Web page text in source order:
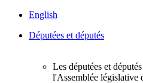
English
Députées et députés
Les députées et
l'Assemblée législative